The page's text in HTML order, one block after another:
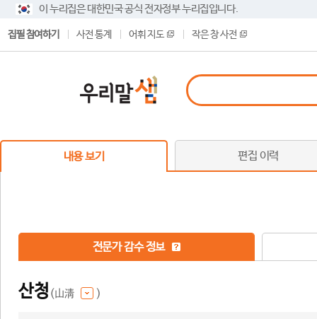
이 누리집은 대한민국 공식 전자정부 누리집입니다.
집필 참여하기 사전 통계 어휘 지도 작은 창 사전
내용 보기 편집 이력
전문가 감수 정보
산청 (山淸 )